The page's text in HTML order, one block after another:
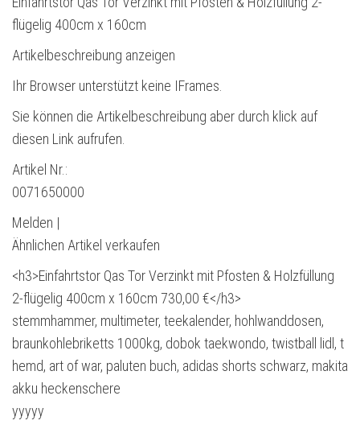
flügelig 400cm x 160cm
Artikelbeschreibung anzeigen
Ihr Browser unterstützt keine IFrames.
Sie können die Artikelbeschreibung aber durch klick auf
diesen Link aufrufen.
Artikel Nr.:
0071650000
Melden |
Ähnlichen Artikel verkaufen
<h3>Einfahrtstor Qas Tor Verzinkt mit Pfosten & Holzfüllung
2-flügelig 400cm x 160cm 730,00 €</h3>
stemmhammer, multimeter, teekalender, hohlwanddosen,
braunkohlebriketts 1000kg, dobok taekwondo, twistball lidl, t
hemd, art of war, paluten buch, adidas shorts schwarz, makita
akku heckenschere
yyyyy